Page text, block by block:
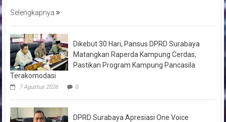
Selengkapnya
Dikebut 30 Hari, Pansus DPRD Surabaya
Matangkan Raperda Kampung Cerdas,
Pastikan Program Kampung Pancasila
Terakomodasi
7 Agustus 2026 0
DPRD Surabaya Apresiasi One Voice